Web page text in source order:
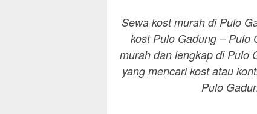
Sewa kost murah di Pulo
kost Pulo Gadung – Pulo
murah dan lengkap di Pulo
yang mencari kost atau
Pulo